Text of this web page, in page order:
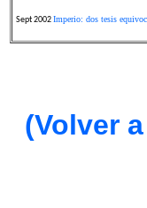
Sept 2002Imperio: dos tesis
(Volver